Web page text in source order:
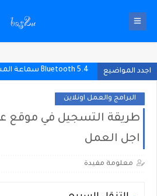
اجدد المواضيع Bluetooth 5.4 سماعة المستقبل بين يديك
البرامج والعمل اونلاين
طريقة التسجيل في موقع
اجل العمل
معلومة مفيدة